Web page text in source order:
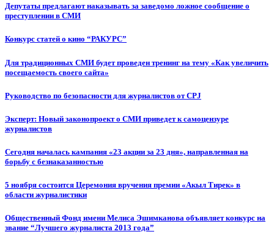
Депутаты предлагают наказывать за заведомо ложное сообщение о
преступлении в СМИ
Конкурс статей о кино “РАКУРС”
Для традиционных СМИ будет проведен тренинг на тему «Как увеличить
посещаемость своего сайта»
Руководство по безопасности для журналистов от CPJ
Эксперт: Новый законопроект о СМИ приведет к самоцензуре
журналистов
Сегодня началась кампания «23 акции за 23 дня», направленная на
борьбу с безнаказанностью
5 ноября состоится Церемония вручения премии «Акыл Тирек» в
области журналистики
Общественный Фонд имени Мелиса Эшимканова объявляет конкурс на
звание “Лучшего журналиста 2013 года”